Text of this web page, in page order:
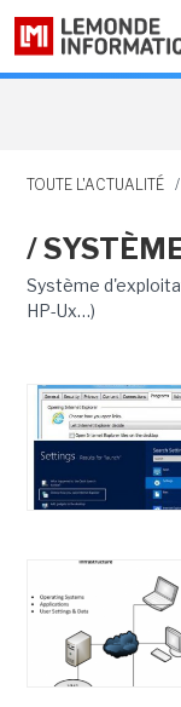
TOUTE L'ACTUALITÉ /
/
Système
HP-Ux…)